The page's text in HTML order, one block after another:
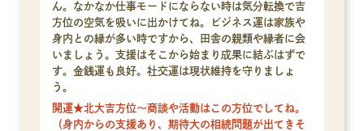
ん。なかなか仕事モードにならない時は気分転換で吉
方位の空気を吸いに出かけてね。ビジネス運は家族や
身内との縁が多い時ですから、田舎の親類や縁者に会
いましょう。支援はそこから始まり成果に結ぶはずで
す。金銭運も良好。社交運は現状維持を守りましょ
う。
開運★北大吉方位～商談や活動はこの方位でしてね。
（身内からの支援あり、期待大の相続問題が出てきそ